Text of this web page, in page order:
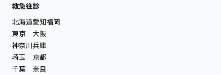
救急往診
北海道
東京
神奈川
埼玉
千葉
愛知
大阪
兵庫
京都
奈良
福岡